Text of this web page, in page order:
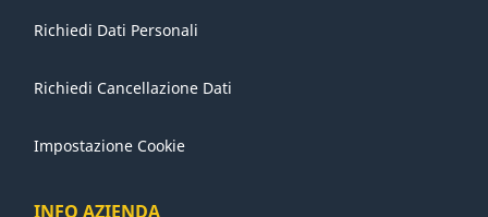
Richiedi Dati Personali
Richiedi Cancellazione Dati
Impostazione Cookie
INFO AZIENDA